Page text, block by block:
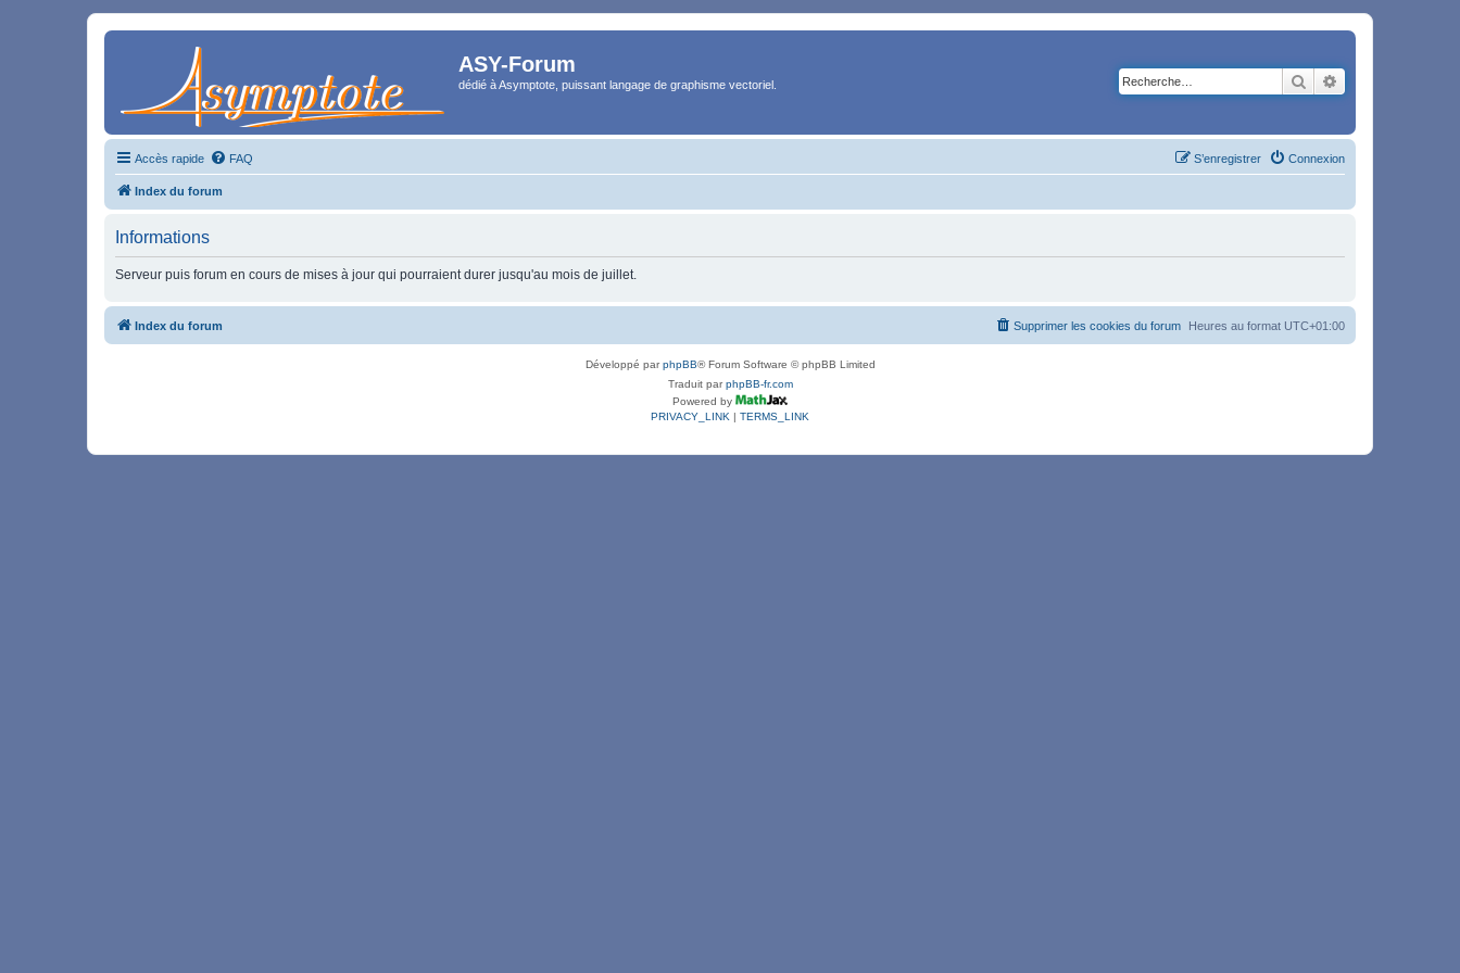
ASY-Forum
dédié à Asymptote, puissant langage de graphisme vectoriel. Rechercher
Accès rapide FAQ Connexion
S’enregistrer
Index du forum
Informations
Serveur puis forum en cours de mises à jour qui pourraient durer jusqu'au mois de juillet.
Index du forum Heures au format UTC+01:00
Supprimer les cookies du forum
Développé parphpBB® Forum Software © phpBB Limited
Traduit parphpBB-fr.com
Powered by
PRIVACY_LINK | TERMS_LINK